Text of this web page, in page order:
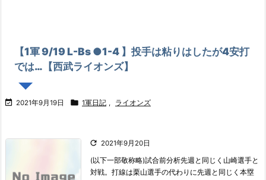
【1軍 9/19 L-Bs ●1-4 】投手は粘りはしたが4安打
では…【西武ライオンズ】
 2021年9月19日  1軍日記 , ライオンズ
 2021年9月20日
(以下一部敬称略)試合前分析先週と同じく山崎選手と
対戦。 打線は栗山選手の代わりに先週と同じく本塁